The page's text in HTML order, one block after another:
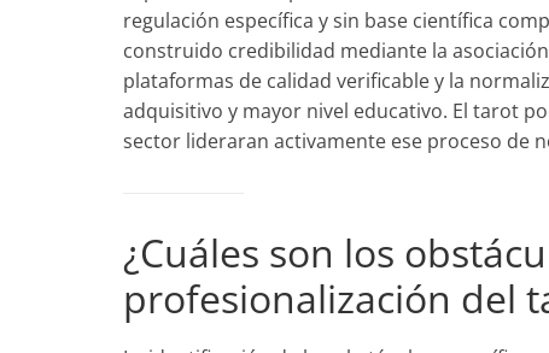
regulación específica y sin base científica
construido credibilidad mediante la
plataformas de calidad verificable y la
adquisitivo y mayor nivel educativo. El tarot
sector lideraran activamente ese proceso de
¿Cuáles son los
profesionalización del